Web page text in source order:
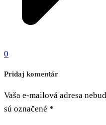
0
Pridaj komentár
Vaša e-mailová adresa
sú označené *